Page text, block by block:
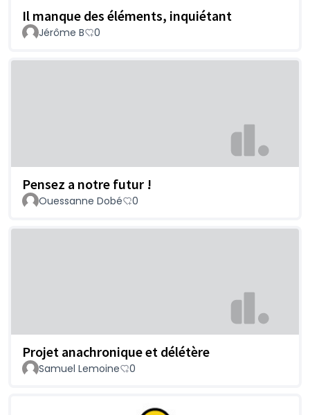
Il manque des éléments, inquiétant
Jérôme B 0
Pensez a notre futur !
Ouessanne Dobé 0
Projet anachronique et délétère
Samuel Lemoine 0